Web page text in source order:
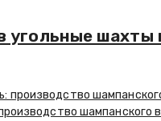
угольные
шампанского